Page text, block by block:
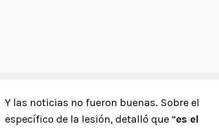
Y las noticias no fueron buenas. Sobre el
específico de la lesión, detalló que “es el